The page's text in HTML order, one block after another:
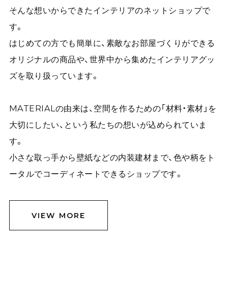
そんな想いからできたインテリアのネットショップで
す。
はじめての方でも簡単に、素敵なお部屋づくりができる
オリジナルの商品や、世界中から集めたインテリアグッ
ズを取り扱っています。
MATERIALの由来は、空間を作るための「材料・素材」を
大切にしたい、という私たちの想いが込められていま
す。
小さな取っ手から壁紙などの内装建材まで、色や柄をト
ータルでコーディネートできるショップです。
VIEW MORE